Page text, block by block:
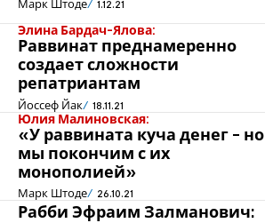
Марк Штоде 1.12.21
Элина Бардач-Ялова:
Раввинат преднамеренно
создает сложности
репатриантам
Йоссеф Йак 18.11.21
Юлия Малиновская:
«У раввината куча денег - но
мы покончим с их
монополией»
Марк Штоде 26.10.21
Рабби Эфраим Залманович: